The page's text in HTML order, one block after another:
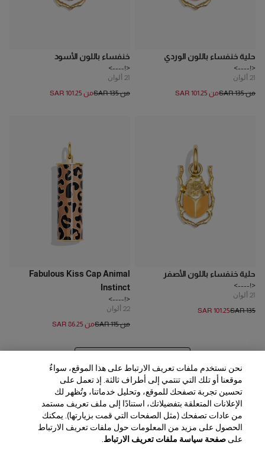
حلية خنفساء باللون الوردي
<!---->
21 ألوان
من SAR 135
من SAR 101.25
خنفساء باللون الأسود
<!---->
21 ألوان
من SAR 135
من SAR 101.25
حلية خنفساء باللون الأصفر
<!---->
21 ألوان
SAR 135
SAR 101.25
Fabulous Kiss Cap Animal
Instinct
<!---->
22 ألوان
من SAR 115
من SAR 86.25
المنطقة / اللغة
نحن نستخدم ملفات تعريف الارتباط على هذا الموقع، سواءٌ
موقعنا أو تلك التي تنتمي إلى أطراف ثالثة. إذ تعمل على
تحسين تجربة تصفحك للموقع، وتحليل خدماتنا، وتُظهر لك
الإعلانات المتعلقة بتفضيلاتك، استنادًا إلى ملف تعريف مستمد
من عادات تصفحك (مثل الصفحات التي قمت بزيارتها). يمكنك
الحصول على مزيد من المعلومات حول ملفات تعريف الارتباط
علىصفحة سياسة ملفات تعريف الارتباط.